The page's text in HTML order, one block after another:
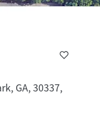
GA, 30337,